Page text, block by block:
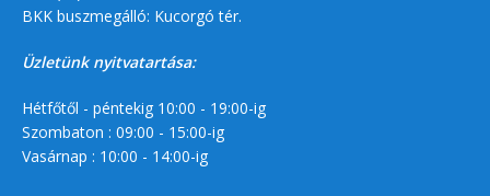
BKK buszmegálló: Kucorgó tér.
Üzletünk nyitvatartása:
Hétfőtől - péntekig 10:00 - 19:00-ig
Szombaton : 09:00 - 15:00-ig
Vasárnap : 10:00 - 14:00-ig